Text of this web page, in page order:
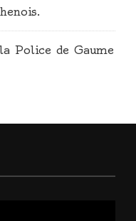
Police de Gaume